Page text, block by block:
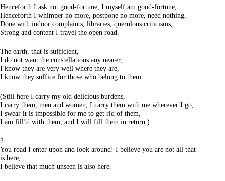
Henceforth I ask not good-fortune, I myself am good-fortune,
Henceforth I whimper no more, postpone no more, need nothing,
Done with indoor complaints, libraries, querulous criticisms,
Strong and content I travel the open road.
The earth, that is sufficient,
I do not want the constellations any nearer,
I know they are very well where they are,
I know they suffice for those who belong to them.
(Still here I carry my old delicious burdens,
I carry them, men and women, I carry them with me wherever I go,
I swear it is impossible for me to get rid of them,
I am fill’d with them, and I will fill them in return.)
2
You road I enter upon and look around! I believe you are not all that
is here,
I believe that much unseen is also here.